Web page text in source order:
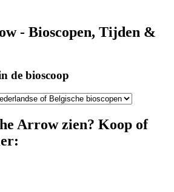
- Bioscopen, Tijden &
de bioscoop
Arrow zien? Koop of